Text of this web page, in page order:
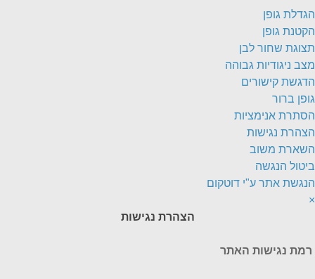
הגדלת גופן
הקטנת גופן
תצוגת שחור לבן
מצב ניגודיות גבוהה
הדגשת קישורים
גופן ברור
הסתרת אנימציות
הצהרת נגישות
השארת משוב
ביטול הנגשה
הנגשת אתר ע"י דוטקום
×
הצהרת נגישות
רמת נגישות האתר